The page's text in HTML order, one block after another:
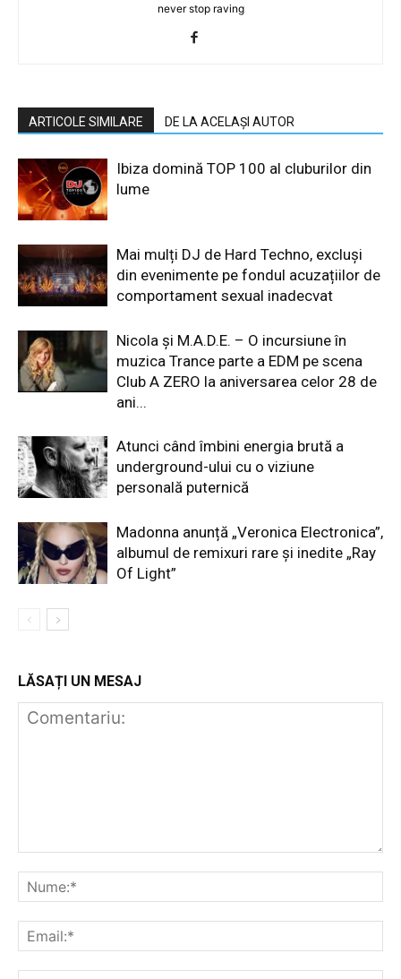
never stop raving
ARTICOLE SIMILARE DE LA ACELAȘI AUTOR
Ibiza domină TOP 100 al cluburilor din
lume
Mai mulți DJ de Hard Techno, excluși
din evenimente pe fondul acuzațiilor de
comportament sexual inadecvat
Nicola și M.A.D.E. – O incursiune în
muzica Trance parte a EDM pe scena
Club A ZERO la aniversarea celor 28 de
ani...
Atunci când îmbini energia brută a
underground-ului cu o viziune
personală puternică
Madonna anunță „Veronica Electronica”,
albumul de remixuri rare și inedite „Ray
Of Light”
LĂSAȚI UN MESAJ